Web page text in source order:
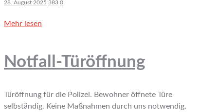
28. August 2025 383 0
Mehr lesen
Notfall-Türöffnung
Türöffnung für die Polizei. Bewohner öffnete Türe
selbständig. Keine Maßnahmen durch uns notwendig.